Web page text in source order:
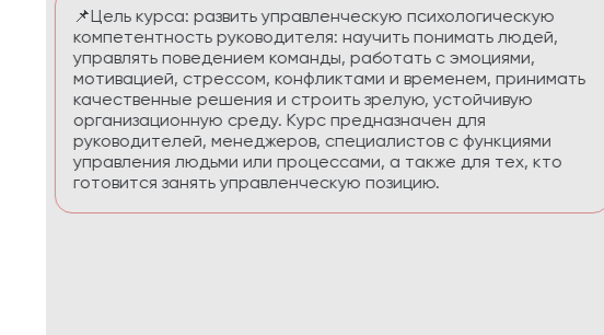
Курс помогает выстроить систему управления временем без
перегруза и чувства вины. Вы научитесь расставлять
приоритеты, планировать реалистично, сохранять фокус и
управлять энергией в условиях многозадачности.